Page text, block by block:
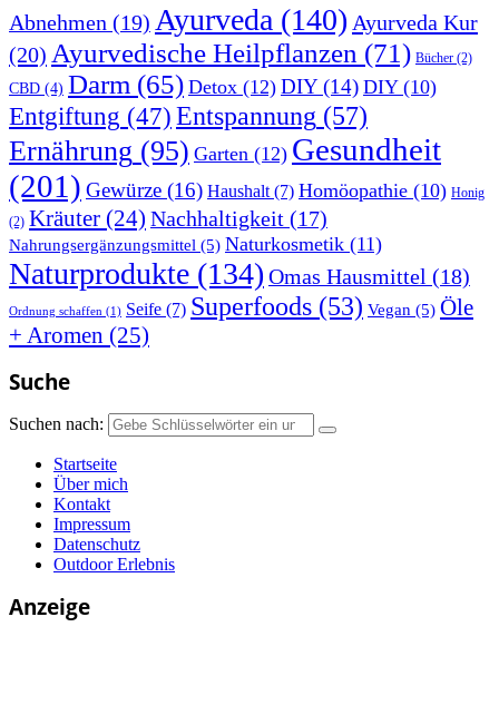
Abnehmen (19) Ayurveda (140) Ayurveda Kur
(20) Ayurvedische Heilpflanzen (71) Bücher (2)
CBD (4) Darm (65) Detox (12) DIY(14) DIY(10)
Entgiftung (47)Entspannung (57)
Ernährung (95) Garten (12) Gesundheit
(201) Gewürze (16) Haushalt(7) Homöopathie (10) Honig
(2) Kräuter (24) Nachhaltigkeit (17)
Nahrungsergänzungsmittel (5) Naturkosmetik (11)
Naturprodukte (134) Omas Hausmittel (18)
Ordnung schaffen (1) Seife (7) Superfoods (53) Vegan (5) Öle
+ Aromen (25)
Suche
Suchen nach:
Startseite
Über mich
Kontakt
Impressum
Datenschutz
Outdoor Erlebnis
Anzeige